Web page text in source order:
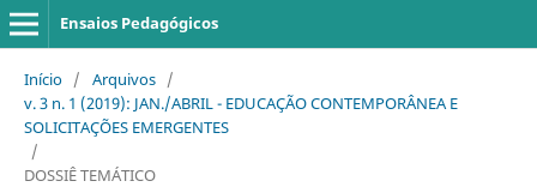
Ensaios Pedagógicos
Início / Arquivos /
v. 3 n. 1 (2019): JAN./ABRIL - EDUCAÇÃO CONTEMPORÂNEA E
SOLICITAÇÕES EMERGENTES
/
DOSSIÊ TEMÁTICO